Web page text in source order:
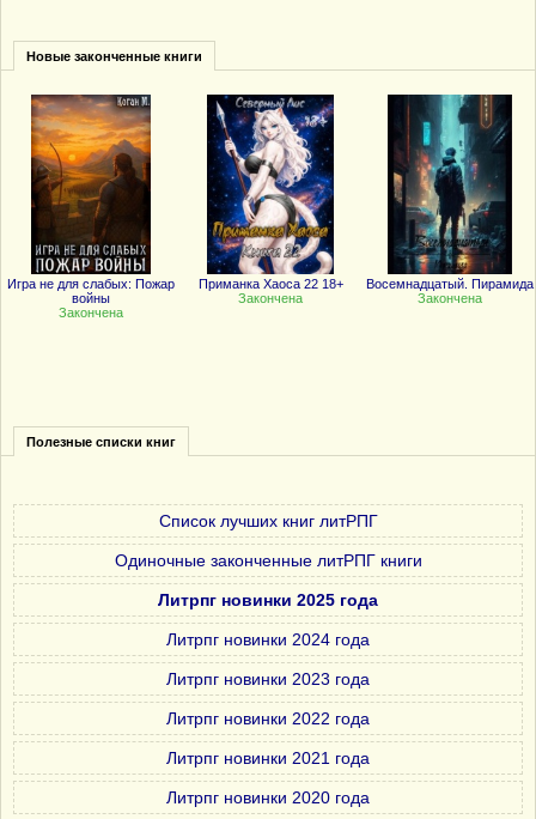
Новые законченные книги
Игра не для слабых: Пожар
войны
Закончена
Приманка Хаоса 22 18+
Закончена
Восемнадцатый. Пирамида
Закончена
Полезные списки книг
Список лучших книг литРПГ
Одиночные законченные литРПГ книги
Литрпг новинки 2025 года
Литрпг новинки 2024 года
Литрпг новинки 2023 года
Литрпг новинки 2022 года
Литрпг новинки 2021 года
Литрпг новинки 2020 года